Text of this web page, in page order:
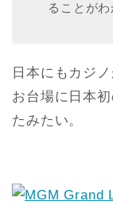
ることがわ
日本にもカジ
お台場に日本
たみたい。